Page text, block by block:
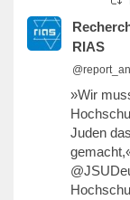
RIAS
»Wir
Juden